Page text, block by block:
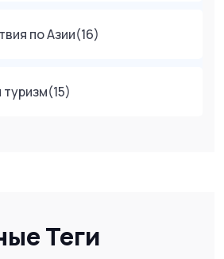
по Азии(16)
(15)
Теги